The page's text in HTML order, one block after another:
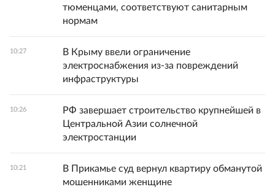
тюменцами, соответствуют санитарным
нормам
10:27
В Крыму ввели ограничение
электроснабжения из-за повреждений
инфраструктуры
10:26
РФ завершает строительство крупнейшей в
Центральной Азии солнечной
электростанции
10:21
В Прикамье суд вернул квартиру обманутой
мошенниками женщине